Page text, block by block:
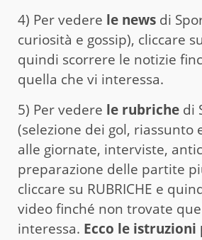
4) Per vedere le news di
curiosità e gossip), cliccare
quindi scorrere le notizie
quella che vi interessa.
5) Per vedere le rubriche di
(selezione dei gol, riassunto
alle giornate, interviste,
preparazione delle partite
cliccare su RUBRICHE e
video finché non trovate
interessa. Ecco le